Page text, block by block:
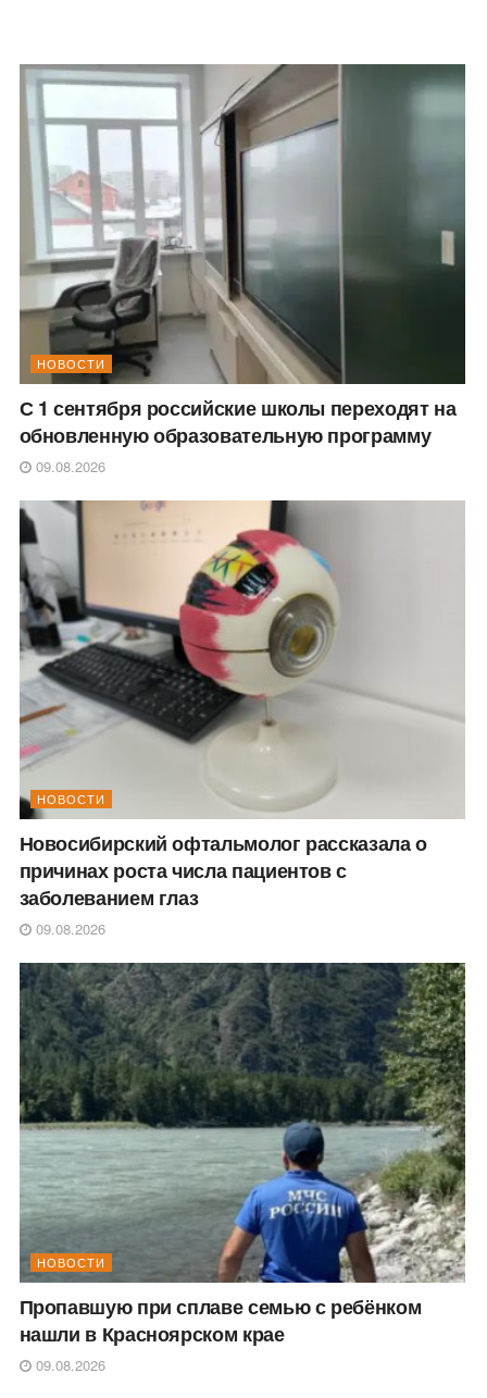
НОВОСТИ
С 1 сентября российские школы переходят на
обновленную образовательную программу
09.08.2026
НОВОСТИ
Новосибирский офтальмолог рассказала о
причинах роста числа пациентов с
заболеванием глаз
09.08.2026
НОВОСТИ
Пропавшую при сплаве семью с ребёнком
нашли в Красноярском крае
09.08.2026